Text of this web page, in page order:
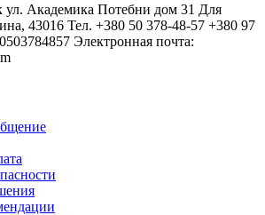
ул. Академика Потебни дом 31 Для
43016 Тел. +380 50 378-48-57 +380 97
Электронная почта: